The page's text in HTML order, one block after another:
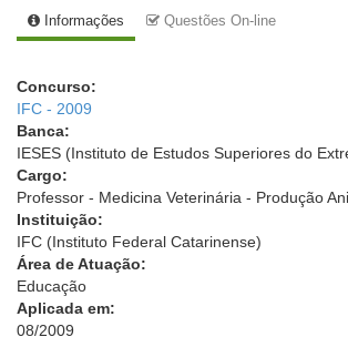
Informações Questões On-line
Concurso:
IFC - 2009
Banca:
IESES (Instituto de Estudos Superiores do
Cargo:
Professor - Medicina Veterinária - Produção
Instituição:
IFC (Instituto Federal Catarinense)
Área de Atuação:
Educação
Aplicada em:
08/2009